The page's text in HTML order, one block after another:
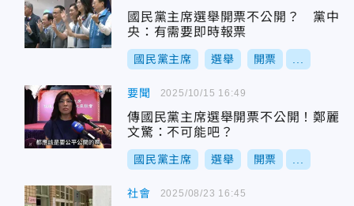
國民黨主席選舉開票不公開？ 黨中
央：有需要即時報票
國民黨主席 選舉 開票
要聞
傳國民黨主席選舉開票不公開！鄭麗
文驚：不可能吧？
國民黨主席 選舉 開票
2025/10/15 16:49
社會 2025/08/23 16:45